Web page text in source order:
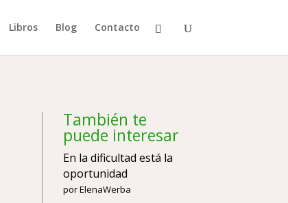
Libros Blog Contacto
También te
puede interesar
En la dificultad está la
oportunidad
por ElenaWerba